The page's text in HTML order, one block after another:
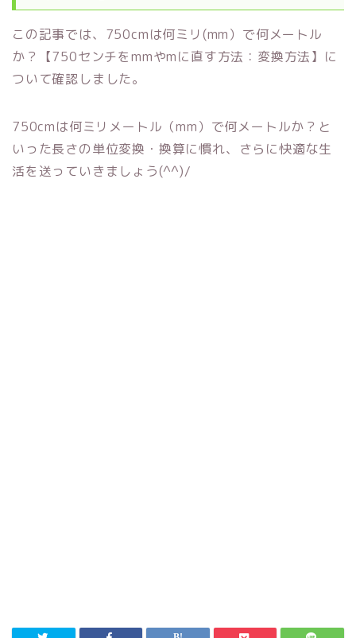
この記事では、750cmは何ミリ(mm）で何メートル
か？【750センチをmmやmに直す方法：変換方法】に
ついて確認しました。
750cmは何ミリメートル（mm）で何メートルか？と
いった長さの単位変換・換算に慣れ、さらに快適な生
活を送っていきましょう(^^)/